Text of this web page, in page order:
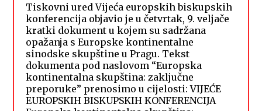
Tiskovni ured Vijeća europskih biskupskih
konferencija objavio je u četvrtak, 9. veljače
kratki dokument u kojem su sadržana
opažanja s Europske kontinentalne
sinodske skupštine u Pragu. Tekst
dokumenta pod naslovom “Europska
kontinentalna skupština: zaključne
preporuke” prenosimo u cijelosti: VIJEĆE
EUROPSKIH BISKUPSKIH KONFERENCIJA